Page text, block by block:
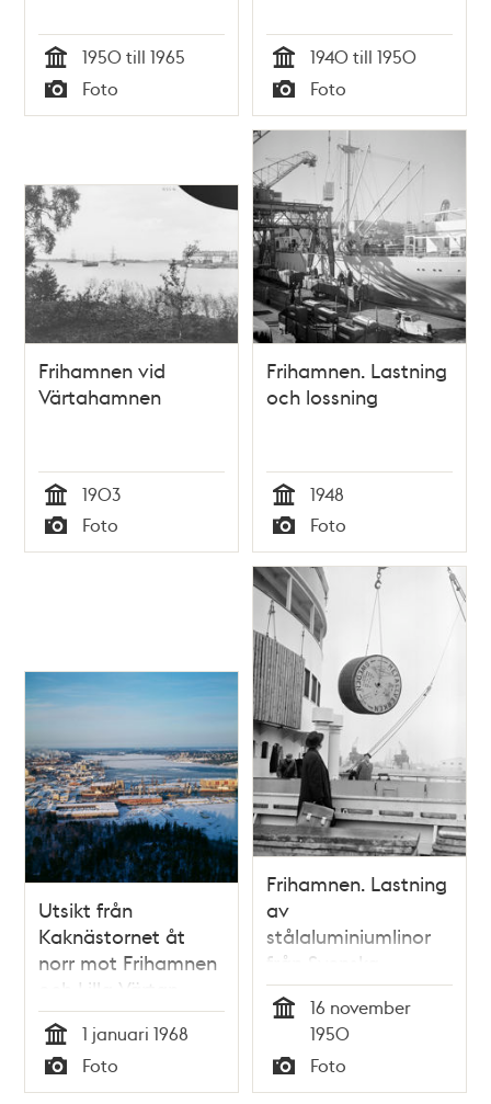
Tid
1950 till 1965
Typ
Foto Tid
1940 till 1950
Typ
Foto
Frihamnen vid
Värtahamnen
Tid
1903
Typ
Foto
Frihamnen. Lastning
och lossning
Tid
1948
Typ
Foto
Utsikt från
Kaknästornet åt
norr mot Frihamnen
och Lilla Värtan
Tid
1 januari 1968
Typ
Foto
Frihamnen. Lastning
av
stålaluminiumlinor
från Svenska
Metallverken
16 november
1950
Typ
Foto